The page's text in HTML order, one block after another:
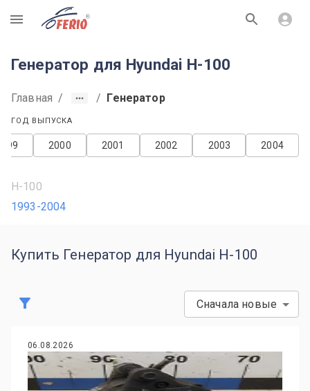
R
Генератор для Hyundai H-100
Главная / / Генератор
ГОД ВЫПУСКА
2004
2003
2002
2001
2000
H-100
1993-2004
Купить Генератор для Hyundai H-100
Сначала новые
06.08.2026